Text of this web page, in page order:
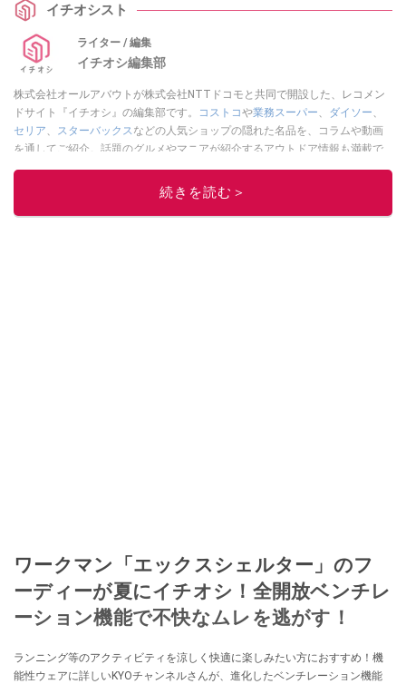
イチオシスト
ライター / 編集
イチオシ編集部
株式会社オールアバウトが株式会社NTTドコモと共同で開設した、レコメン
ドサイト『イチオシ』の編集部です。
コストコや業務スーパー、 ダイソー、
セリア、 スターバックスなどの人気ショップの隠れた名品を、コラムや動画
を通してご紹介。話題のグルメやマニアが紹介するアウトドア情報も満載で
す。配信しているコンテンツは専門家やインフルエンサーが実際に使用して
レビューしています。毎日トレンド情報をお届けしているので、ぜひ
してください！
続きを読む＞
ワークマン「エックスシェルター」のフ
ーディーが夏にイチオシ！全開放ベンチレ
ーション機能で不快なムレを逃がす！
ランニング等のアクティビティを涼しく快適に楽しみたい方におすすめ！機
能性ウェアに詳しいKYOチャンネルさんが、進化したベンチレーション機能